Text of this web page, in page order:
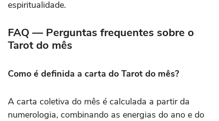
espiritualidade.
FAQ — Perguntas frequentes sobre o
Tarot do mês
Como é definida a carta do Tarot do mês?
A carta coletiva do mês é calculada a partir da
numerologia, combinando as energias do ano e do